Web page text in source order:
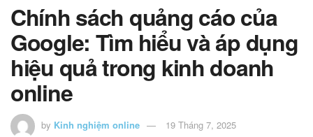
Chính sách quảng cáo của
Google: Tìm hiểu và áp dụng
hiệu quả trong kinh doanh
online
by Kinh nghiệm online 19 Tháng 7, 2025